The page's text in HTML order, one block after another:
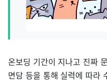
온보딩 기간이 지나고 진짜
면담 등을 통해 실력에 따라